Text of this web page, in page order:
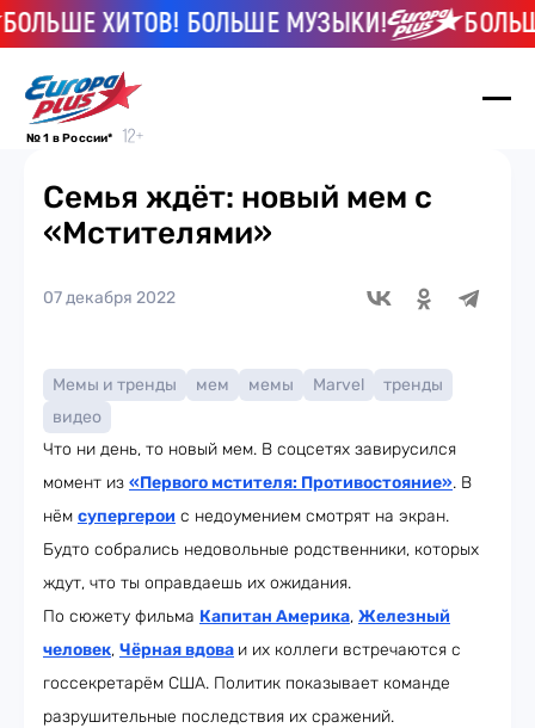
ХИТОВ! БОЛЬШЕ МУЗЫКИ!
№ 1 в России*
Семья ждёт: новый мем с
«Мстителями»
07 декабря 2022
Мемы и тренды мем мемы Marvel
тренды
видео
Что ни день, то новый мем. В соцсетях завирусился
момент из «Первого мстителя: Противостояние». В
нём супергерои с недоумением смотрят на экран.
Будто собрались недовольные родственники, которых
ждут, что ты оправдаешь их ожидания.
По сюжету фильма Капитан Америка, Железный
человек, Чёрная вдова и их коллеги встречаются с
госсекретарём США. Политик показывает команде
разрушительные последствия их сражений.